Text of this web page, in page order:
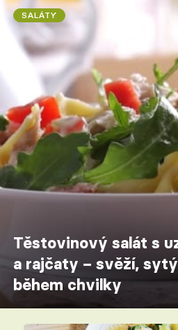
SALÁTY
Těstovinový salát s
a rajčaty – svěží,
během chvilky